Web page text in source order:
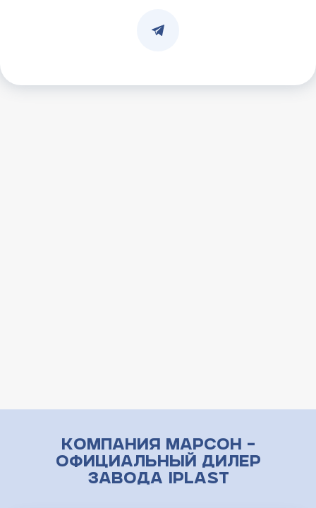
Компания Марсон –
официальный дилер
завода iPlast